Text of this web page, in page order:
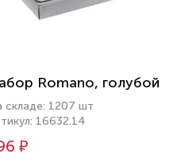
Romano, голубой
складе: 1207 шт
16632.14
₽